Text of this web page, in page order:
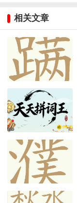
相关文章